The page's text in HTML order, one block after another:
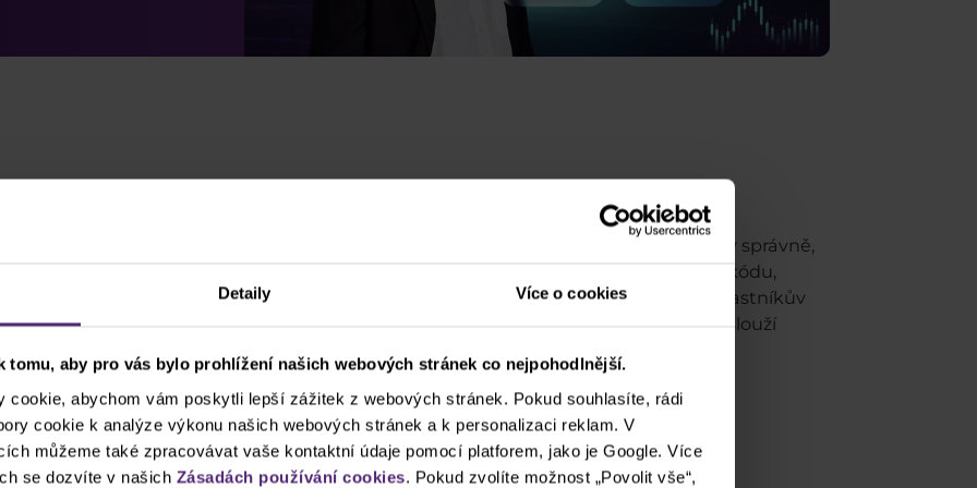
Detaily Více o cookies
tomu, aby pro vás bylo prohlížení našich webových stránek co nejpohodlnější.
cookie, abychom vám poskytli lepší zážitek z webových stránek. Pokud souhlasíte, rádi
cookie k analýze výkonu našich webových stránek a k personalizaci reklam. V
můžeme také zpracovávat vaše kontaktní údaje pomocí platforem, jako je Google. Více
se dozvíte v našich Zásadách používání cookies. Pokud zvolíte možnost „Povolit vše“,
backtesting
systém pouze vykonává příkazy, které mu byly zadány v kódu. Pokud jsou zadány správně,
splní do puntíku. Pokud ale obchodník/programátor přehlédne chybu na úrovni kódu,
případě nebude AOS fungovat, v tom horším může klidně i “vyluxovat” nešťastníkův
spuštěním na ostrém účtu důkladně backtestován. K těmto účelům nejlépe poslouží
Více o demo účtu Otevřít demo